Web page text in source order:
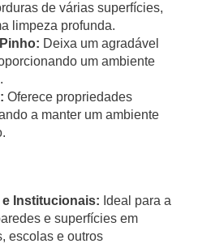
de várias superfícies,
limpeza profunda.
Deixa um agradável
um ambiente
Oferece propriedades
a manter um ambiente
Institucionais: Ideal para a
e superfícies em
escolas e outros